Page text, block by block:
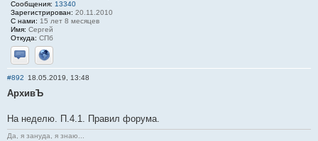
Сообщения: 13340
Зарегистрирован: 20.11.2010
С нами: 15 лет 8 месяцев
Имя: Сергей
Откуда: СПб
Отправить личное сообщение
Сайт
#892 18.05.2019, 13:48
АрхивЪ
На неделю. П.4.1. Правил форума.
Да, я зануда, я знаю...